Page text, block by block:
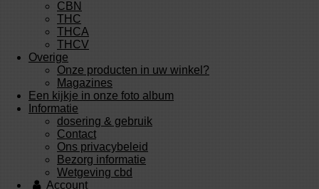
CBN
THC
THCA
THCV
Overige
Onze producten in uw winkel?
Magazines
Een kijkje in onze foto album
Informatie
dosering & gebruik
Contact
Ons privacybeleid
Bezorg informatie
Wetgeving cbd
Account